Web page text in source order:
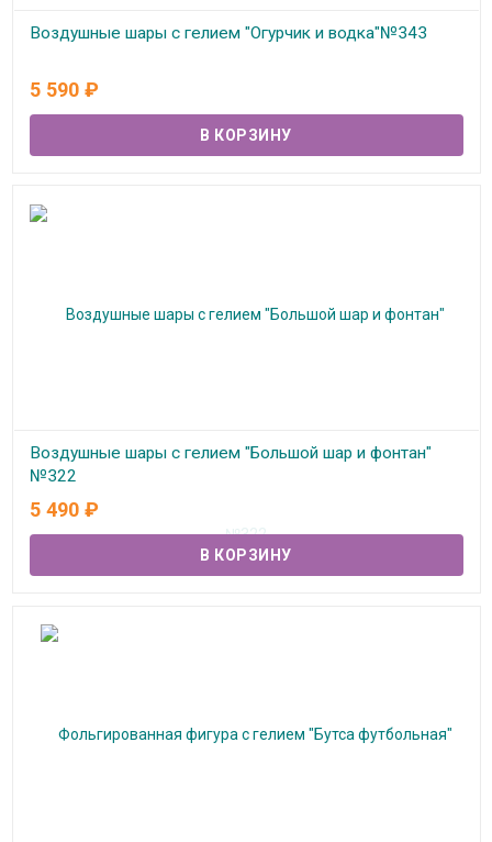
Воздушные шары с гелием "Огурчик и водка"№343
5 590 ₽
Воздушные шары с гелием "Большой шар и фонтан"
№322
В наличии
5 490 ₽